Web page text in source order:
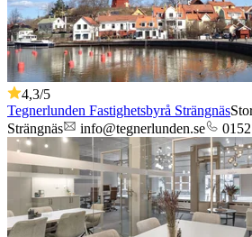
4,3/5
Tegnerlunden Fastighetsbyrå Strängnäs
Strängnäs
info@tegnerlunden.se